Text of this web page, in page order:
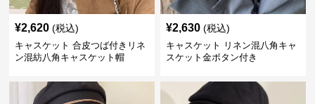
¥2,620 (税込)
キャスケット 合皮つば付きリネ
ン混紡八角キャスケット帽
¥2,630 (税込)
キャスケット リネン混八角キャ
スケット金ボタン付き